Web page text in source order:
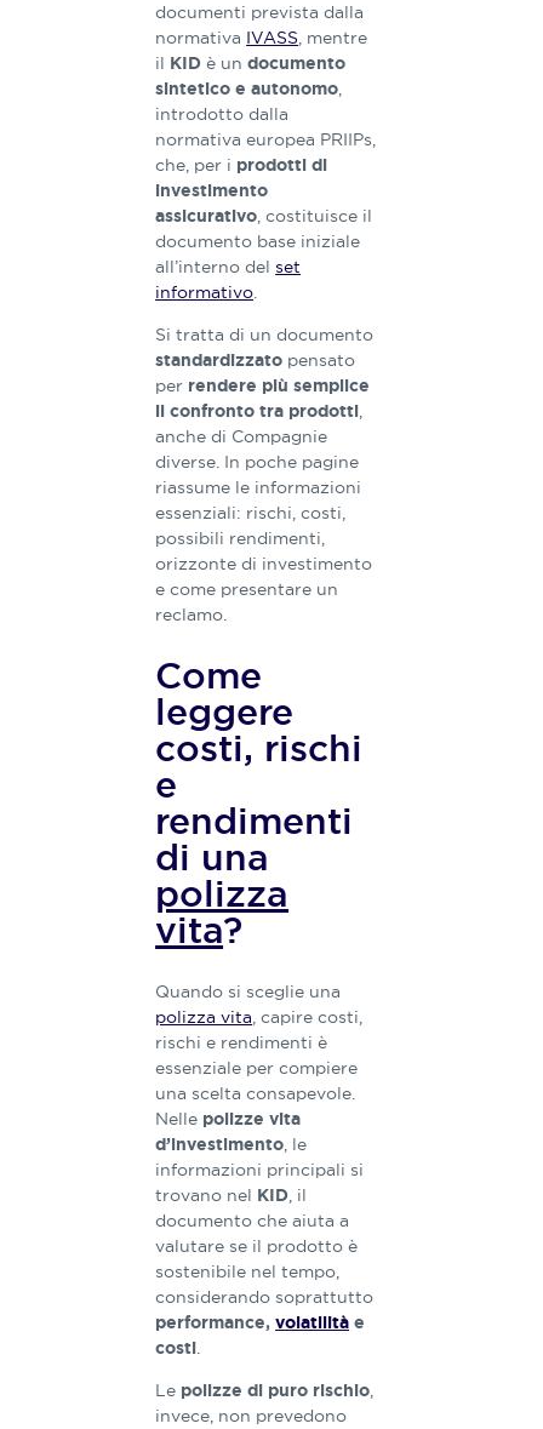
documenti prevista dalla
normativa IVASS, mentre
il KID è undocumento
sintetico e autonomo,
introdotto dalla
normativa europea PRIIPs,
che, per i prodotti di
investimento
assicurativo, costituisce il
documento base iniziale
all’interno delset
informativo.
Si tratta di un documento
standardizzato pensato
per rendere più semplice
il confronto tra prodotti,
anche di Compagnie
diverse. In poche pagine
riassume le informazioni
essenziali: rischi, costi,
possibili rendimenti,
orizzonte di investimento
e come presentare un
reclamo.
Come
leggere
costi, rischi
e
rendimenti
di una
polizza
vita?
Quando si sceglie una
polizza vita, capire costi,
rischi e rendimenti è
essenziale per compiere
una scelta consapevole.
Nelle polizze vita
d’investimento, le
informazioni principali si
trovano nel KID, il
documento che aiuta a
valutare se il prodotto è
sostenibile nel tempo,
considerando soprattutto
performance,volatilità e
costi.
Le polizze di puro rischio,
invece, non prevedono